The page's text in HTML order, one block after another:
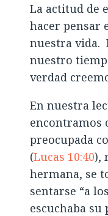
La actitud de
hacer pensar
nuestra vida.
nuestro
verdad
En nuestra
encontramos
preocupada
(Lucas 10:40),
hermana, se
sentarse “a
escuchaba su